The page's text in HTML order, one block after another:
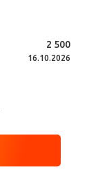
2 500
16.10.2026